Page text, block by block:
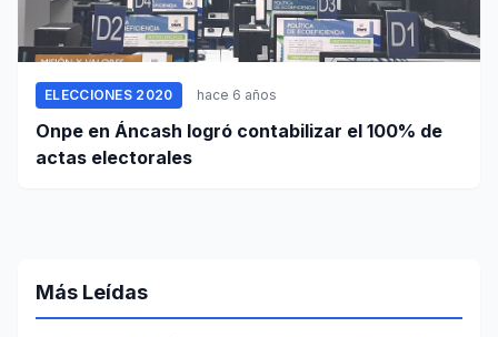
ELECCIONES 2020 hace 6 años
Onpe en Áncash logró contabilizar el 100% de
actas electorales
Más Leídas